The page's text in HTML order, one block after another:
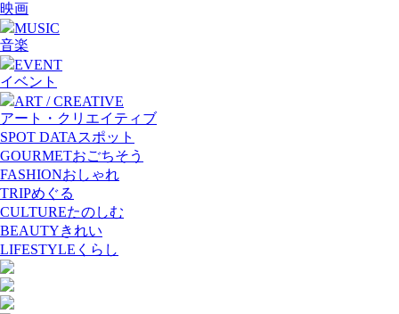
映画
MUSIC
音楽
EVENT
イベント
ART / CREATIVE
アート・クリエイティブ
SPOT DATA スポット
GOURMETおごちそう
FASHIONおしゃれ
TRIPめぐる
CULTUREたのしむ
BEAUTYきれい
LIFESTYLE くらし